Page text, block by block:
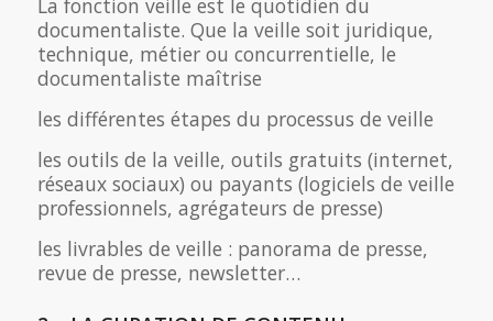
documentaliste. Que la veille soit juridique,
technique, métier ou concurrentielle, le
documentaliste maîtrise
les différentes étapes du processus de veille
les outils de la veille, outils gratuits (internet,
réseaux sociaux) ou payants (logiciels de veille
professionnels, agrégateurs de presse)
les livrables de veille : panorama de presse,
revue de presse, newsletter…